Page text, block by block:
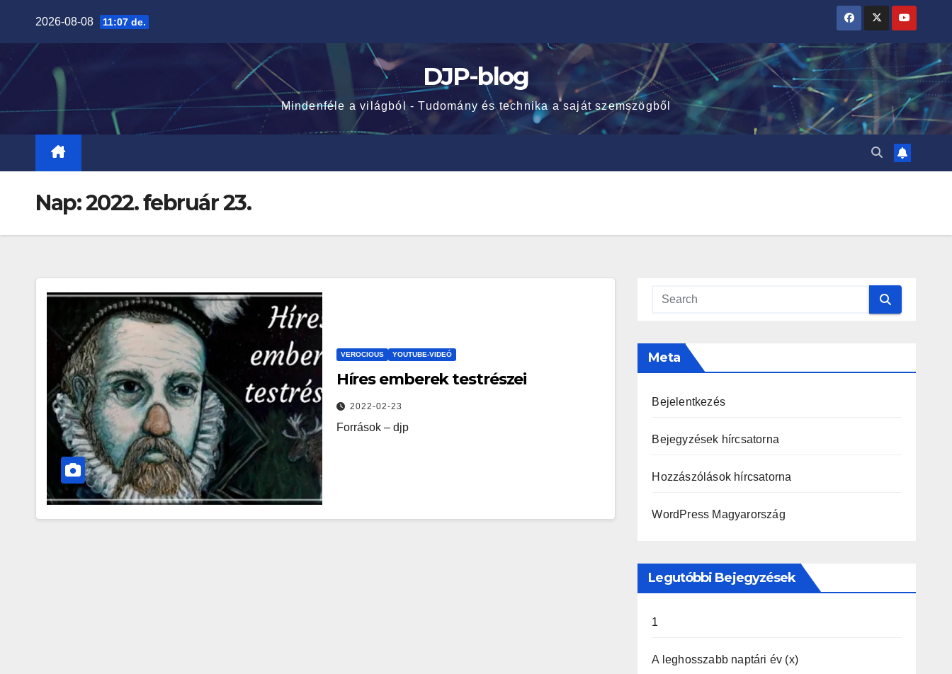
content
2026-08-08 11:07 de.
DJP-blog
Mindenféle a világból - Tudomány és technika a saját szemszögből
Nap:2022. február 23.
VEROCIOUS YOUTUBE-VIDEÓ
Híres emberek testrészei
2022-02-23
Források – djp
Meta
Bejelentkezés
Bejegyzések hírcsatorna
Hozzászólások hírcsatorna
WordPress Magyarország
Legutóbbi Bejegyzések
1
A leghosszabb naptári év (x)